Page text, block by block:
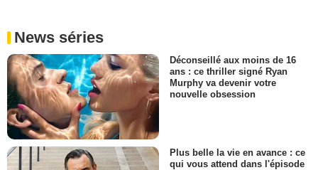
News séries
Déconseillé aux moins de 16
ans : ce thriller signé Ryan
Murphy va devenir votre
nouvelle obsession
Plus belle la vie en avance : ce
qui vous attend dans l'épisode